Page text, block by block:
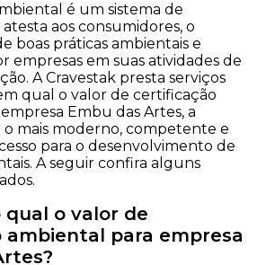
é um sistema de
aos consumidores, o
boas práticas ambientais e
empresas em suas atividades de
A Cravestak presta serviços
qual o valor de certificação
Embu das Artes, a
o mais moderno, competente e
para o desenvolvimento de
A seguir confira alguns
qual o valor de
ambiental para empresa